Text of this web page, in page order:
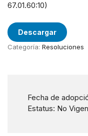
67.01.60:10)
Descargar
Categoría: Resoluciones
Fecha de
Estatus: No